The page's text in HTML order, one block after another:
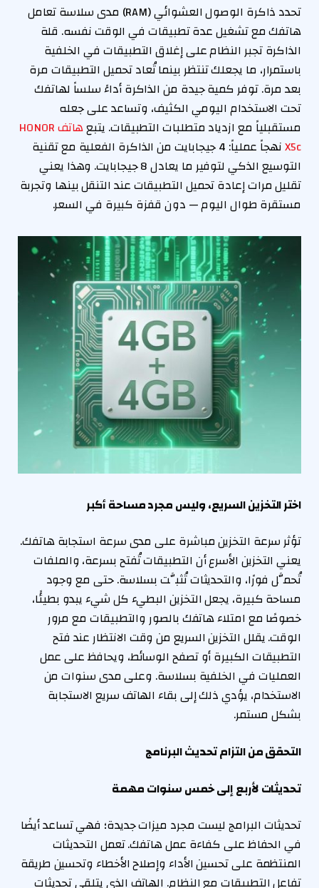
تحدد ذاكرة الوصول العشوائي (RAM) مدى سلاسة تعامل
هاتفك مع تشغيل عدة تطبيقات في الوقت نفسه. قلة
الذاكرة تجبر النظام على إغلاق التطبيقات في الخلفية
باستمرار، ما يجعلك تنتظر بينما تُعاد تحميل التطبيقات مرة
بعد مرة. توفر كمية جيدة من الذاكرة أداءً سلساً لهاتفك
تحت الاستخدام اليومي الكثيف، وتساعد على جعله
مستقبلياً مع ازدياد متطلبات التطبيقات. يتبع
هاتف HONOR
X5c
نهجاً عملياً: 4 جيجابايت من الذاكرة الفعلية مع تقنية
التوسيع الذكي لتوفير ما يعادل 8 جيجابايت. وهذا يعني
تقليل مرات إعادة تحميل التطبيقات عند التنقل بينها وتجربة
مستقرة طوال اليوم — دون قفزة كبيرة في السعر.
اختر التخزين السريع، وليس مجرد مساحة أكبر
تؤثر سرعة التخزين مباشرة على مدى سرعة استجابة هاتفك.
يعني التخزين الأسرع أن التطبيقات تُفتح بسرعة، والملفات
تُحمَّل فورًا، والتحديثات تُثبَّت بسلاسة. حتى مع وجود
مساحة كبيرة، يجعل التخزين البطيء كل شيء يبدو بطيئًا،
خصوصًا مع امتلاء هاتفك بالصور والتطبيقات مع مرور
الوقت. يقلل التخزين السريع من وقت الانتظار عند فتح
التطبيقات الكبيرة أو تصفح الوسائط، ويحافظ على عمل
العمليات في الخلفية بسلاسة. وعلى مدى سنوات من
الاستخدام، يؤدي ذلك إلى بقاء الهاتف سريع الاستجابة
بشكل مستمر.
التحقق من التزام تحديث البرنامج
تحديثات لأربع إلى خمس سنوات مهمة
تحديثات البرامج ليست مجرد ميزات جديدة؛ فهي تساعد أيضًا
في الحفاظ على كفاءة عمل هاتفك. تعمل التحديثات
المنتظمة على تحسين الأداء وإصلاح الأخطاء وتحسين طريقة
تفاعل التطبيقات مع النظام. الهاتف الذي يتلقى تحديثات